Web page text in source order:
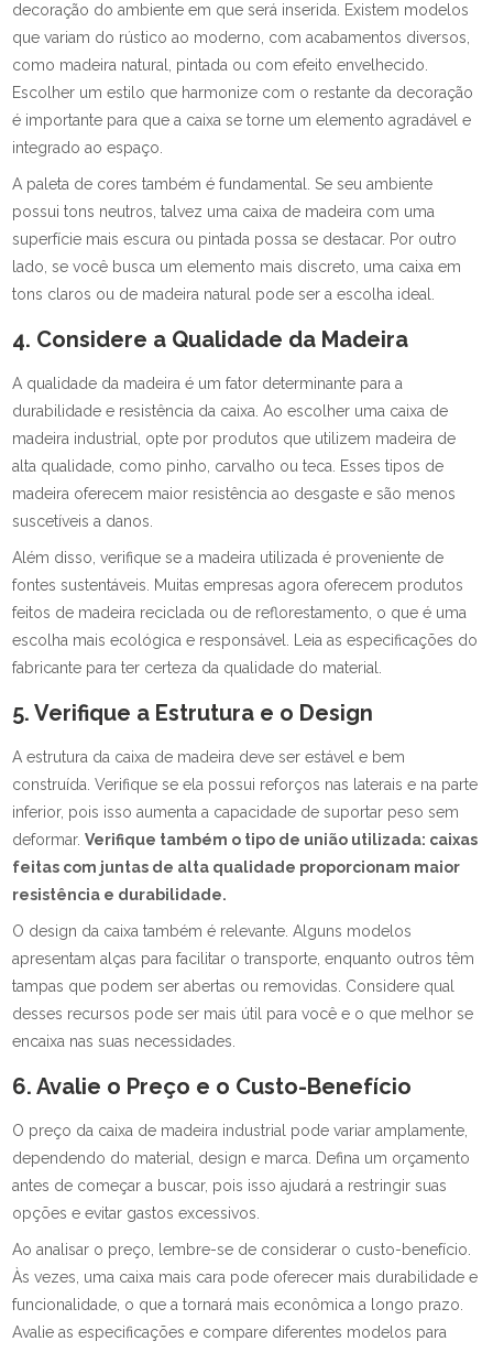
decoração do ambiente em que será inserida. Existem modelos
que variam do rústico ao moderno, com acabamentos diversos,
como madeira natural, pintada ou com efeito envelhecido.
Escolher um estilo que harmonize com o restante da decoração
é importante para que a caixa se torne um elemento agradável e
integrado ao espaço.
A paleta de cores também é fundamental. Se seu ambiente
possui tons neutros, talvez uma caixa de madeira com uma
superfície mais escura ou pintada possa se destacar. Por outro
lado, se você busca um elemento mais discreto, uma caixa em
tons claros ou de madeira natural pode ser a escolha ideal.
4. Considere a Qualidade da Madeira
A qualidade da madeira é um fator determinante para a
durabilidade e resistência da caixa. Ao escolher uma caixa de
madeira industrial, opte por produtos que utilizem madeira de
alta qualidade, como pinho, carvalho ou teca. Esses tipos de
madeira oferecem maior resistência ao desgaste e são menos
suscetíveis a danos.
Além disso, verifique se a madeira utilizada é proveniente de
fontes sustentáveis. Muitas empresas agora oferecem produtos
feitos de madeira reciclada ou de reflorestamento, o que é uma
escolha mais ecológica e responsável. Leia as especificações do
fabricante para ter certeza da qualidade do material.
5. Verifique a Estrutura e o Design
A estrutura da caixa de madeira deve ser estável e bem
construída. Verifique se ela possui reforços nas laterais e na parte
inferior, pois isso aumenta a capacidade de suportar peso sem
deformar.Verifique também o tipo de união utilizada: caixas
feitas com juntas de alta qualidade proporcionam maior
resistência e durabilidade.
O design da caixa também é relevante. Alguns modelos
apresentam alças para facilitar o transporte, enquanto outros têm
tampas que podem ser abertas ou removidas. Considere qual
desses recursos pode ser mais útil para você e o que melhor se
encaixa nas suas necessidades.
6. Avalie o Preço e o Custo-Benefício
O preço da caixa de madeira industrial pode variar amplamente,
dependendo do material, design e marca. Defina um orçamento
antes de começar a buscar, pois isso ajudará a restringir suas
opções e evitar gastos excessivos.
Ao analisar o preço, lembre-se de considerar o custo-benefício.
Às vezes, uma caixa mais cara pode oferecer mais durabilidade e
funcionalidade, o que a tornará mais econômica a longo prazo.
Avalie as especificações e compare diferentes modelos para